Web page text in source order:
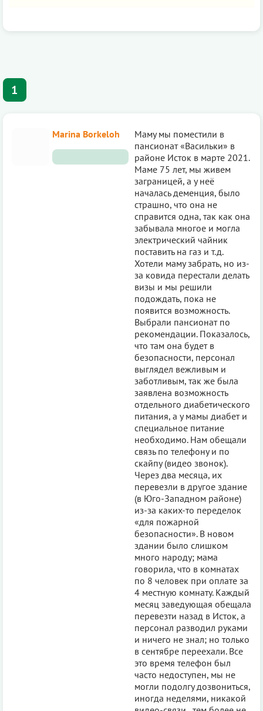
1
Marina Borkeloh
Маму мы поместили в
пансионат «Васильки» в
районе Исток в марте 2021.
Маме 75 лет, мы живем
заграницей, а у неё
началась деменция, было
страшно, что она не
справится одна, так как она
забывала многое и могла
электрический чайник
поставить на газ и т.д.
Хотели маму забрать, но из-
за ковида перестали делать
визы и мы решили
подождать, пока не
появится возможность.
Выбрали пансионат по
рекомендации. Показалось,
что там она будет в
безопасности, персонал
выглядел вежливым и
заботливым, так же была
заявлена возможность
отдельного диабетического
питания, а у мамы диабет и
специальное питание
необходимо. Нам обещали
связь по телефону и по
скайпу (видео звонок).
Через два месяца, их
перевезли в другое здание
(в Юго-Западном районе)
из-за каких-то переделок
«для пожарной
безопасности». В новом
здании было слишком
много народу; мама
говорила, что в комнатах
по 8 человек при оплате за
4 местную комнату. Каждый
месяц заведующая обещала
перевезти назад в Исток, а
персонал разводил руками
и ничего не знал; но только
в сентябре переехали. Все
это время телефон был
часто недоступен, мы не
могли подолгу дозвониться,
иногда неделями, никакой